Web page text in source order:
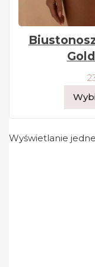
Wyświetlanie